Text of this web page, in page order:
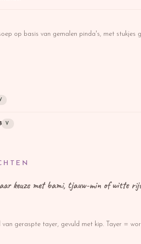
op basis van gemalen pinda's, met stukjes
V
keuze met bami, tjauw-min of witte
van geraspte tayer, gevuld met kip. Tayer =